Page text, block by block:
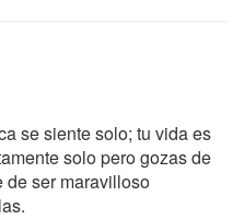
se siente solo; tu vida es
solo pero gozas de
de ser maravilloso